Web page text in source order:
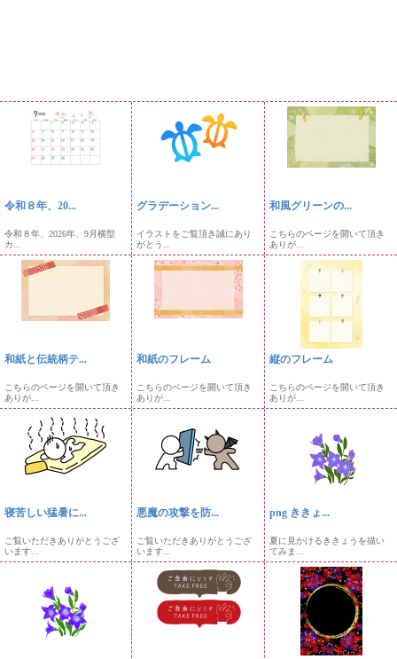
令和８年、20...
令和８年、2026年、9月横型
カ...
グラデーション...
イラストをご覧頂き誠にあり
がとう...
和風グリーンの...
こちらのページを開いて頂き
ありが...
和紙と伝統柄テ...
こちらのページを開いて頂き
ありが...
和紙のフレーム
こちらのページを開いて頂き
ありが...
縦のフレーム
こちらのページを開いて頂き
ありが...
寝苦しい猛暑に...
ご覧いただきありがとうござ
います...
悪魔の攻撃を防...
ご覧いただきありがとうござ
います...
png ききょ...
夏に見かけるききょうを描い
てみま...